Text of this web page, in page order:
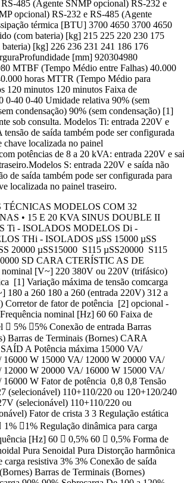
485 (Agente SNMP opcional) RS-232 e
opcional) RS-232 e RS-485 (Agente
térmica [BTU] 3700 4650 3700 4650
(com bateria) [kg] 215 225 220 230 175
bateria) [kg] 226 236 231 241 186 176
[mm] 920304980
MTBF (Tempo Médio entre Falhas) 40.000
horas MTTR (Tempo Médio para
120 minutos 120 minutos Faixa de
0-40 0-40 Umidade relativa 90% (sem
condensação) 90% (sem condensação) [1]
sob consulta. Modelos Ti: entrada 220V e
tensão de saída também pode ser configurada
chave localizada no painel
potências de 8 a 20 kVA: entrada 220V e
S: entrada 220V e saída não
de saída também pode ser configurada para
localizada no painel traseiro.
TÉCNICAS MODELOS COM 32
• 15 E 20 KVA SINUS DOUBLE II
Ti - ISOLADOS MODELOS Di -
THi - ISOLADOS µSS 15000 µSS
20000 µSS15000 S115 µSS20000 S115
SD CARA CTERÍSTIC AS DE
[V~] 220 380V ou 220V (trifásico)
[1] Variação máxima de tensão comcarga
180 a 260 180 a 260 (entrada 220V) 312 a
Corretor de fator de potência [2] opcional -
nominal [Hz] 60 60 Faixa de
 5% 5% Conexão de entrada Barras
Barras de Terminais (Bornes) CARA
A Potência máxima 15000 VA/
16000 W 15000 VA/ 12000 W 20000 VA/
12000 W 20000 VA/ 16000 W 15000 VA/
W Fator de potência 0,8 0,8 Tensão
(selecionável) 110+110/220 ou 120+120/240
(selecionável) 110+110/220 ou
Fator de crista 3 3 Regulação estática
1% 1% Regulação dinâmica para carga
[Hz] 60  0,5% 60  0,5% Forma de
Pura Senoidal Pura Distorção harmônica
resistiva 3% 3% Conexão de saída
Barras de Terminais (Bornes)